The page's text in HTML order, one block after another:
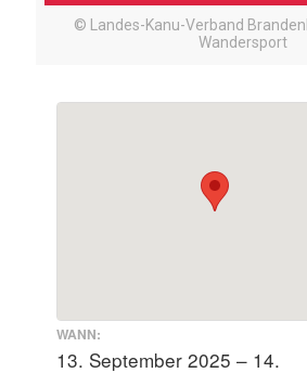
© Landes-Kanu-Verband
Wandersport
WANN:
13. September 2025 – 14.